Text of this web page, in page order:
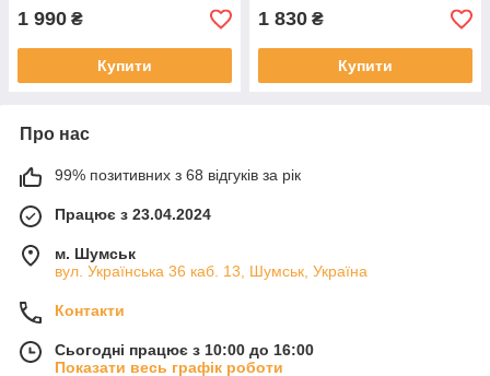
1 990 ₴
Купити
1 830 ₴
Купити
Про нас
99% позитивних з 68 відгуків за рік
Працює з 23.04.2024
м. Шумськ
вул. Українська 36 каб. 13, Шумськ, Україна
Контакти
Сьогодні працює з 10:00 до 16:00
Показати весь графік роботи